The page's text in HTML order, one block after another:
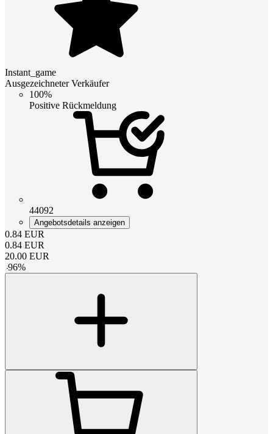
Instant_game
Ausgezeichneter Verkäufer
100%
Positive Rückmeldung
44092
Angebotsdetails anzeigen
0.84 EUR
0.84 EUR
20.00 EUR
-96%